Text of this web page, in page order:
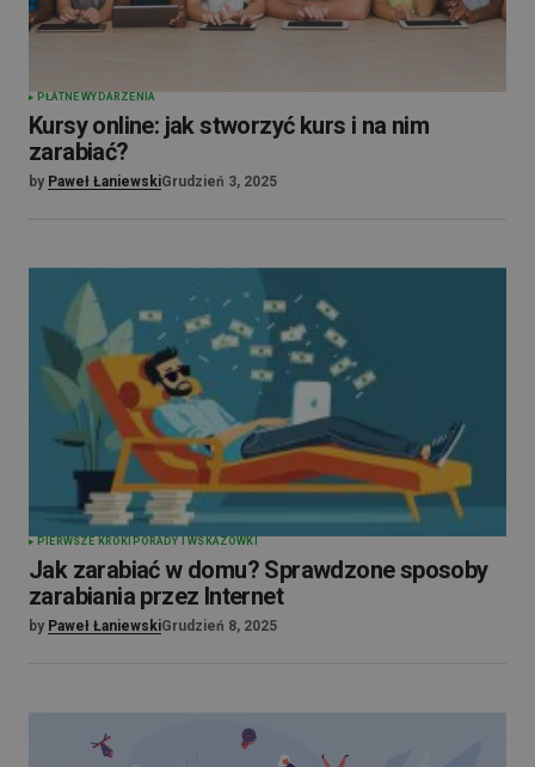
PŁATNE WYDARZENIA
Kursy online: jak stworzyć kurs i na nim
zarabiać?
by Paweł ŁaniewskiGrudzień 3, 2025
PIERWSZE KROKI PORADY I WSKAZÓWKI
Jak zarabiać w domu? Sprawdzone sposoby
zarabiania przez Internet
by Paweł ŁaniewskiGrudzień 8, 2025